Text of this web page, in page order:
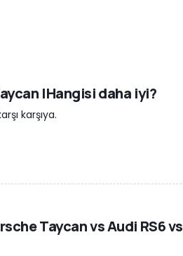
|Hangisi daha iyi?
karşıya.
Taycan vs Audi RS6 vs